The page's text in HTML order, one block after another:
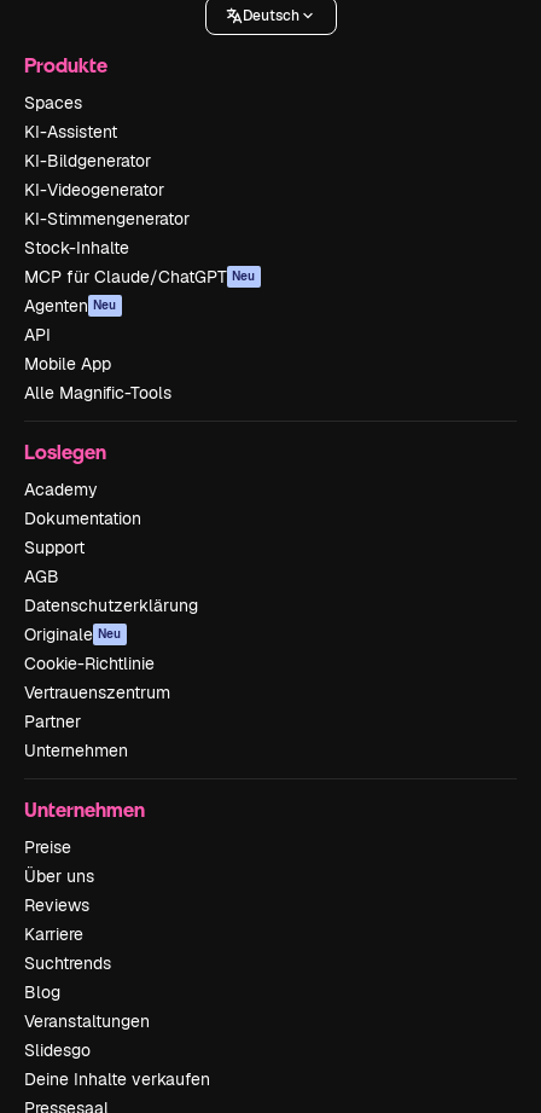
Deutsch
Produkte
Spaces
KI-Assistent
KI-Bildgenerator
KI-Videogenerator
KI-Stimmengenerator
Stock-Inhalte
MCP für Claude/ChatGPT Neu
Agenten Neu
API
Mobile App
Alle Magnific-Tools
Loslegen
Academy
Dokumentation
Support
AGB
Datenschutzerklärung
Originale Neu
Cookie-Richtlinie
Vertrauenszentrum
Partner
Unternehmen
Unternehmen
Preise
Über uns
Reviews
Karriere
Suchtrends
Blog
Veranstaltungen
Slidesgo
Deine Inhalte verkaufen
Pressesaal